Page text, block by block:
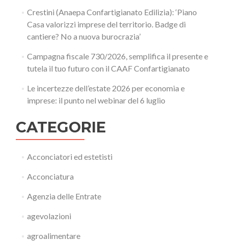
Crestini (Anaepa Confartigianato Edilizia): ‘Piano
Casa valorizzi imprese del territorio. Badge di
cantiere? No a nuova burocrazia’
Campagna fiscale 730/2026, semplifica il presente e
tutela il tuo futuro con il CAAF Confartigianato
Le incertezze dell’estate 2026 per economia e
imprese: il punto nel webinar del 6 luglio
CATEGORIE
Acconciatori ed estetisti
Acconciatura
Agenzia delle Entrate
agevolazioni
agroalimentare